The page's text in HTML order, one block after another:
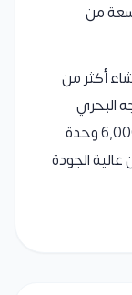
من
أكثر من
البحري
والقبلي، بالإضافة إلى بناء أكثر من 6,000 وحدة
الجودة